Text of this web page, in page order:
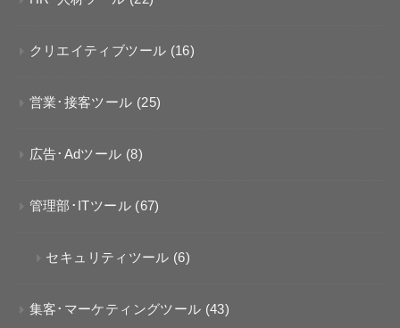
クリエイティブツール (16)
営業･接客ツール (25)
広告･Adツール (8)
管理部･ITツール (67)
セキュリティツール (6)
集客･マーケティングツール (43)